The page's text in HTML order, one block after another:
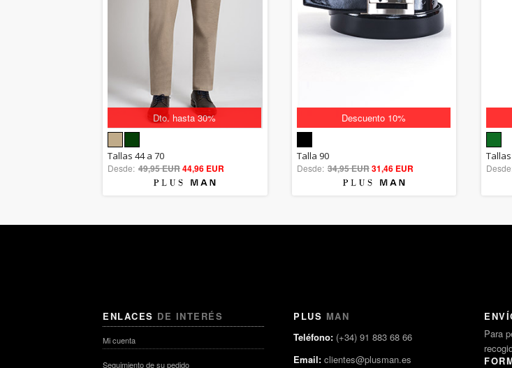
Dto. hasta 30%
5.00
out of 5
Tallas 44 a 70
Desde: 49,95 EUR44,96 EUR
Descuento 10%
out of 5
Talla 90
Desde: 34,95 EUR31,46 EUR
Tallas
ENLACES DE INTERÉS
Mi cuenta
Seguimiento de su pedido
PLUS MAN
Teléfono: (+34) 91 883 68 66
Email: clientes@plusman.es
Para